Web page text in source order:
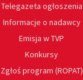
Telegazeta ogłoszenia
Informacje o nadawcy
Emisja w TVP
Konkursy
Zgłoś program (ROPAT)